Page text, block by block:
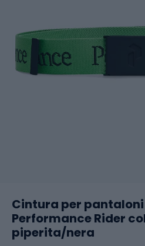
Cintura per pantaloni
Performance Rider
piperita/nera